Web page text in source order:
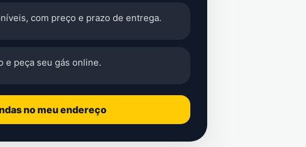
com preço e prazo de entrega.
e peça seu gás online.
no meu endereço